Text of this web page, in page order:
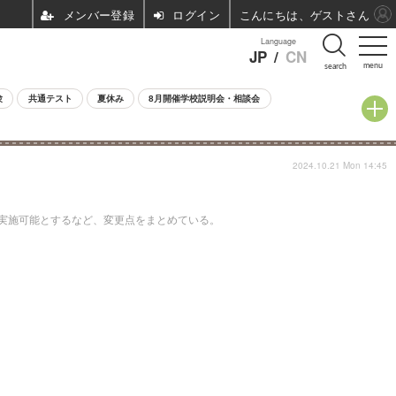
menu
Language
JP / CN search
共通テスト 夏休み 8月開催学校説明会・相談会
可能とするなど、変更点をまとめている。
2024.10.21 Mon 14:45
ログイン こんにちは、ゲストさん